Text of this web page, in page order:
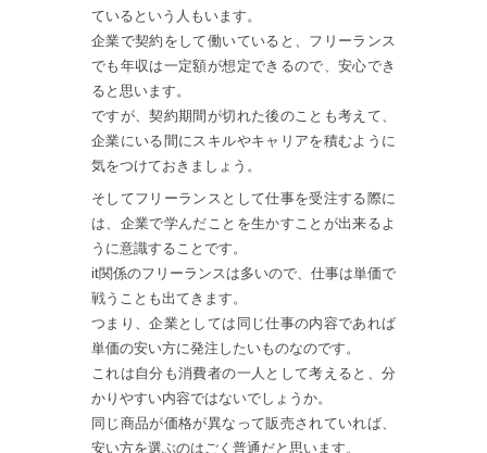
ているという人もいます。
企業で契約をして働いていると、フリーランス
でも年収は一定額が想定できるので、安心でき
ると思います。
ですが、契約期間が切れた後のことも考えて、
企業にいる間にスキルやキャリアを積むように
気をつけておきましょう。
そしてフリーランスとして仕事を受注する際に
は、企業で学んだことを生かすことが出来るよ
うに意識することです。
it関係のフリーランスは多いので、仕事は単価で
戦うことも出てきます。
つまり、企業としては同じ仕事の内容であれば
単価の安い方に発注したいものなのです。
これは自分も消費者の一人として考えると、分
かりやすい内容ではないでしょうか。
同じ商品が価格が異なって販売されていれば、
安い方を選ぶのはごく普通だと思います。